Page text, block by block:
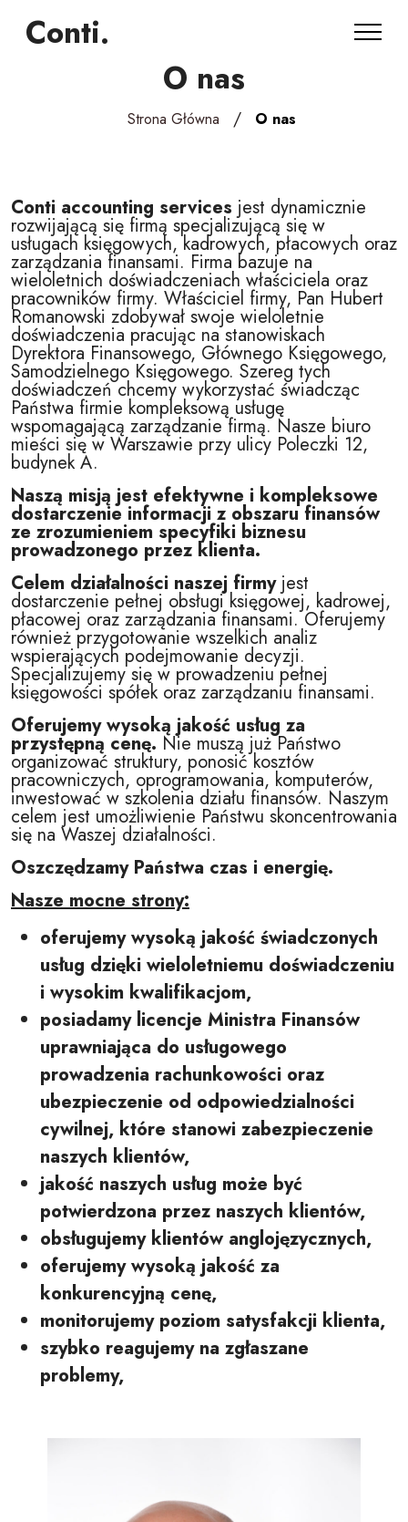
Conti.
O nas
Strona Główna / O nas
Conti accounting services jest dynamicznie
rozwijającą się firmą specjalizującą się w
usługach księgowych, kadrowych, płacowych oraz
zarządzania finansami. Firma bazuje na
wieloletnich doświadczeniach właściciela oraz
pracowników firmy. Właściciel firmy, Pan Hubert
Romanowski zdobywał swoje wieloletnie
doświadczenia pracując na stanowiskach
Dyrektora Finansowego, Głównego Księgowego,
Samodzielnego Księgowego. Szereg tych
doświadczeń chcemy wykorzystać świadcząc
Państwa firmie kompleksową usługę
wspomagającą zarządzanie firmą. Nasze biuro
mieści się w Warszawie przy ulicy Poleczki 12,
budynek A.
Naszą misją jest efektywne i kompleksowe
dostarczenie informacji z obszaru finansów
ze zrozumieniem specyfiki biznesu
prowadzonego przez klienta.
Celem działalności naszej firmy jest
dostarczenie pełnej obsługi księgowej, kadrowej,
płacowej oraz zarządzania finansami. Oferujemy
również przygotowanie wszelkich analiz
wspierających podejmowanie decyzji.
Specjalizujemy się w prowadzeniu pełnej
księgowości spółek oraz zarządzaniu finansami.
Oferujemy wysoką jakość usług za
przystępną cenę. Nie muszą już Państwo
organizować struktury, ponosić kosztów
pracowniczych, oprogramowania, komputerów,
inwestować w szkolenia działu finansów. Naszym
celem jest umożliwienie Państwu skoncentrowania
się na Waszej działalności.
Oszczędzamy Państwa czas i energię.
Nasze mocne strony:
oferujemy wysoką jakość świadczonych
usług dzięki wieloletniemu doświadczeniu
i wysokim kwalifikacjom,
posiadamy licencje Ministra Finansów
uprawniająca do usługowego
prowadzenia rachunkowości oraz
ubezpieczenie od odpowiedzialności
cywilnej, które stanowi zabezpieczenie
naszych klientów,
jakość naszych usług może być
potwierdzona przez naszych klientów,
obsługujemy klientów anglojęzycznych,
oferujemy wysoką jakość za
konkurencyjną cenę,
monitorujemy poziom satysfakcji klienta,
szybko reagujemy na zgłaszane
problemy,